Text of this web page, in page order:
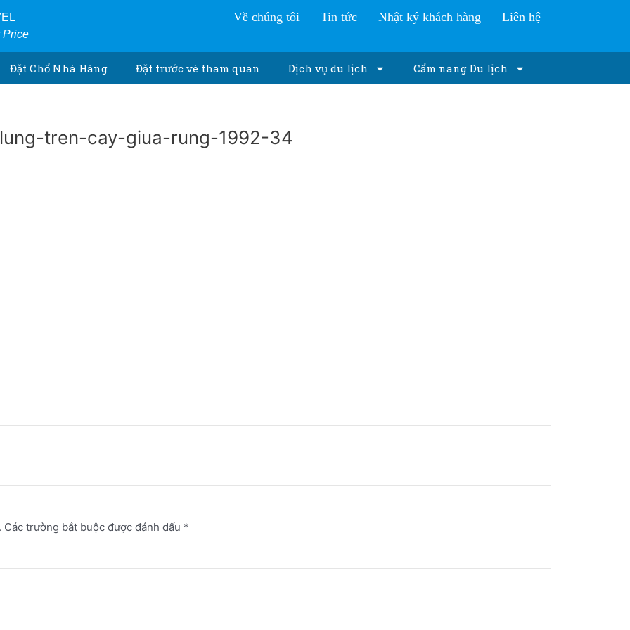
Price
Về chúng tôi Tin tức Nhật ký khách hàng Liên hệ
Đặt Chổ Nhà Hàng Đặt trước vé tham quan Dịch vụ du lịch Cẩm nang Du lịch
tren-cay-giua-rung-1992-34
Các trường bắt buộc được đánh dấu *